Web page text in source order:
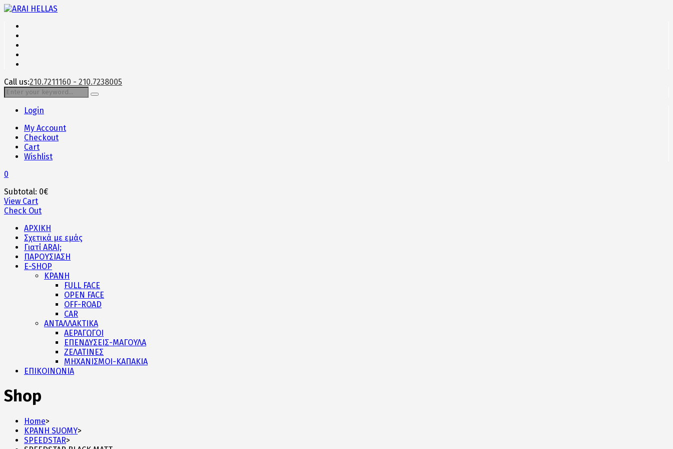
Call us:210.7211160 - 210.7238005
Login
My Account
Checkout
Cart
Wishlist
0
Subtotal: 0€
View Cart
Check Out
ΑΡΧΙΚΗ
Σχετικά με εμάς
Γιατί ARAI;
ΠΑΡΟΥΣΙΑΣΗ
E-SHOP
ΚΡΑΝΗ
FULL FACE
OPEN FACE
OFF-ROAD
CAR
ΑΝΤΑΛΛΑΚΤΙΚΑ
ΑΕΡΑΓΩΓΟΙ
ΕΠΕΝΔΥΣΕΙΣ-ΜΑΓΟΥΛΑ
ΖΕΛΑΤΙΝΕΣ
ΜΗΧΑΝΙΣΜΟΙ-ΚΑΠΑΚΙΑ
ΕΠΙΚΟΙΝΩΝΙΑ
Shop
Home>
ΚΡΑΝΗ SUOMY>
SPEEDSTAR>